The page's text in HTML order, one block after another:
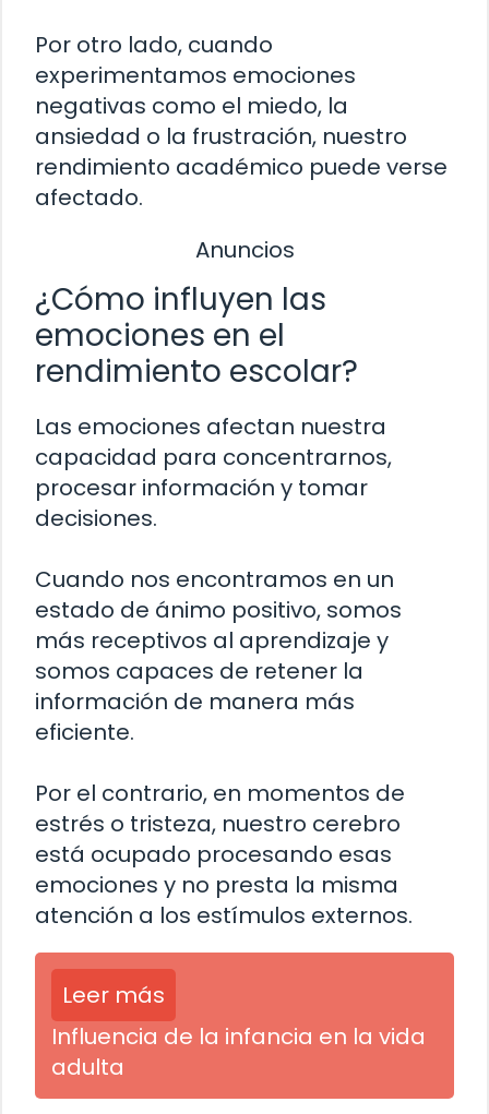
Por otro lado, cuando
experimentamos emociones
negativas como el miedo, la
ansiedad o la frustración, nuestro
rendimiento académico puede verse
afectado.
Anuncios
¿Cómo influyen las
emociones en el
rendimiento escolar?
Las emociones afectan nuestra
capacidad para concentrarnos,
procesar información y tomar
decisiones.
Cuando nos encontramos en un
estado de ánimo positivo, somos
más receptivos al aprendizaje y
somos capaces de retener la
información de manera más
eficiente.
Por el contrario, en momentos de
estrés o tristeza, nuestro cerebro
está ocupado procesando esas
emociones y no presta la misma
atención a los estímulos externos.
Leer más
Influencia de la infancia en la vida
adulta